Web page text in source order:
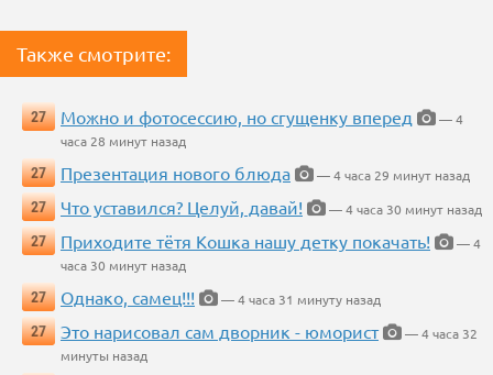
Также смотрите:
27 Можно и фотосессию, но сгущенку вперед
— 4
часа 28 минут назад
27
Презентация нового блюда
— 4 часа 29 минут назад
27
Что уставился? Целуй, давай!
— 4 часа 30 минут назад
27
Приходите тётя Кошка нашу детку покачать!
— 4
часа 30 минут назад
27
Однако, самец!!!
— 4 часа 31 минуту назад
27
Это нарисовал сам дворник - юморист
— 4 часа 32
минуты назад